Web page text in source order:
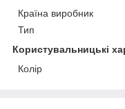
Країна виробник
Тип
Користувальницькі
Колір